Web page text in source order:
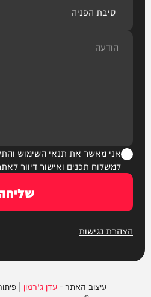
אני מאשר את תנאי השימוש
למשלוח תכנים ואישור דיוור
הצהרת נגישות
עיצוב האתר -עדן ג'רמון |